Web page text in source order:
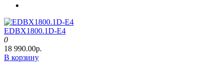
EDBX1800.1D-E4
0
18 990.00р.
В корзину